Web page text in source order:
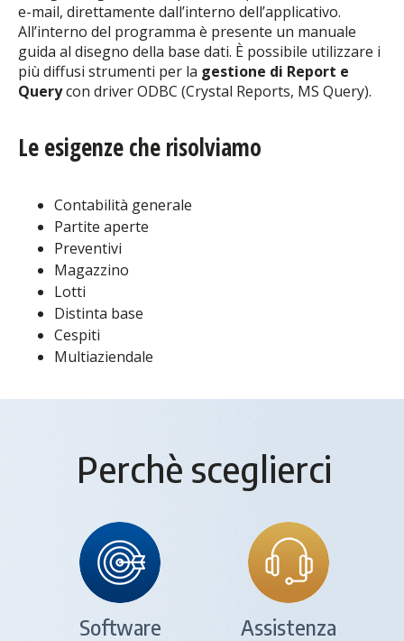
e-mail, direttamente dall’interno dell’applicativo.
All’interno del programma è presente un manuale
guida al disegno della base dati. È possibile utilizzare i
più diffusi strumenti per la gestione di Report e
Querycon driver ODBC (Crystal Reports, MS Query).
Le esigenze che risolviamo
Contabilità generale
Partite aperte
Preventivi
Magazzino
Lotti
Distinta base
Cespiti
Multiaziendale
Perchè sceglierci
Software
Assistenza